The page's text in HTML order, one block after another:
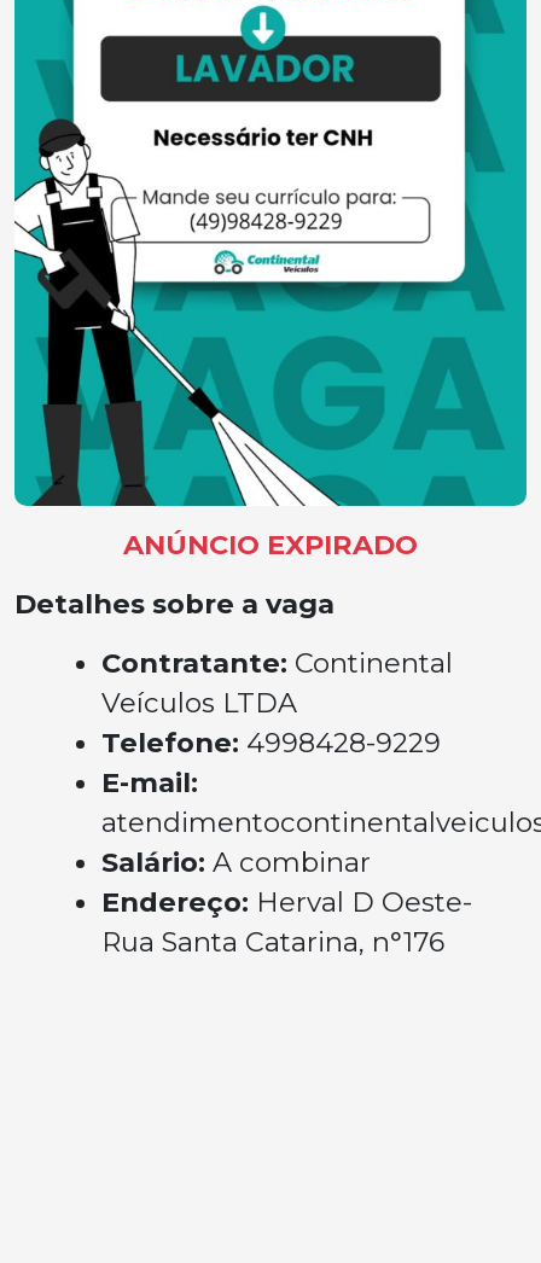
ANÚNCIO EXPIRADO
Detalhes sobre a vaga
Contratante: Continental
Veículos LTDA
Telefone: 4998428-9229
E-mail:
Salário: A combinar
Endereço: Herval D Oeste-
Rua Santa Catarina, n°176